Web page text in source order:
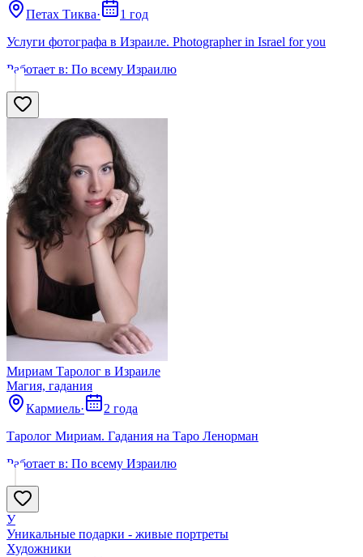
Петах Тиква·
1 год
Услуги фотографа в Израиле. Photographer in Israel for you
Работает в: По всему Израилю
Мириам Таролог в Израиле
Магия, гадания
Кармиель·
2 года
Таролог Мириам. Гадания на Таро Ленорман
Работает в: По всему Израилю
У
Уникальные подарки - живые портреты
Художники